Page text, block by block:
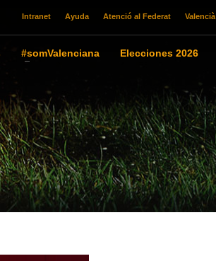
Intranet Ayuda Atenció al Federat Valencià
#somValenciana Elecciones 2026